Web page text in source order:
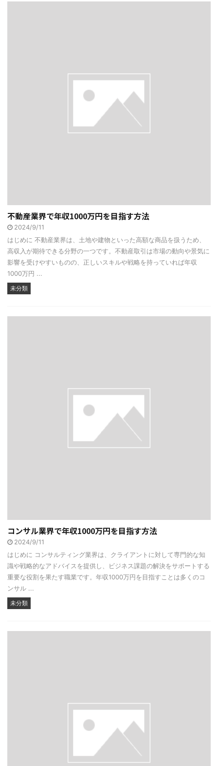
不動産業界で年収1000万円を目指す方法
2024/9/11
はじめに 不動産業界は、土地や建物といった高額な商品を扱うため、
高収入が期待できる分野の一つです。不動産取引は市場の動向や景気に
影響を受けやすいものの、正しいスキルや戦略を持っていれば年収
1000万円 ...
未分類
コンサル業界で年収1000万円を目指す方法
2024/9/11
はじめに コンサルティング業界は、クライアントに対して専門的な知
識や戦略的なアドバイスを提供し、ビジネス課題の解決をサポートする
重要な役割を果たす職業です。年収1000万円を目指すことは多くのコ
ンサル ...
未分類